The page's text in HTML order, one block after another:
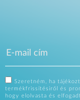
Szeretném, ha
termékfrissítésiről és
hogy elolvasta és